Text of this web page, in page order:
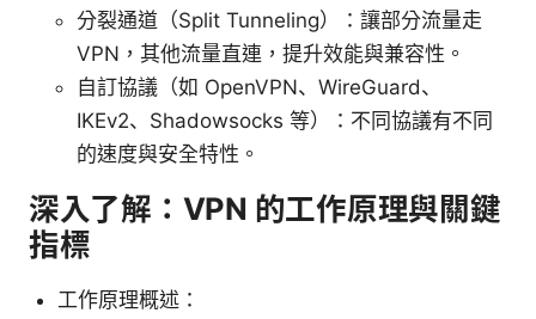
分裂通道（Split Tunneling）：讓部分流量走
VPN，其他流量直連，提升效能與兼容性。
自訂協議（如 OpenVPN、WireGuard、
IKEv2、Shadowsocks 等）：不同協議有不同
的速度與安全特性。
深入了解：VPN 的工作原理與關鍵
指標
工作原理概述：